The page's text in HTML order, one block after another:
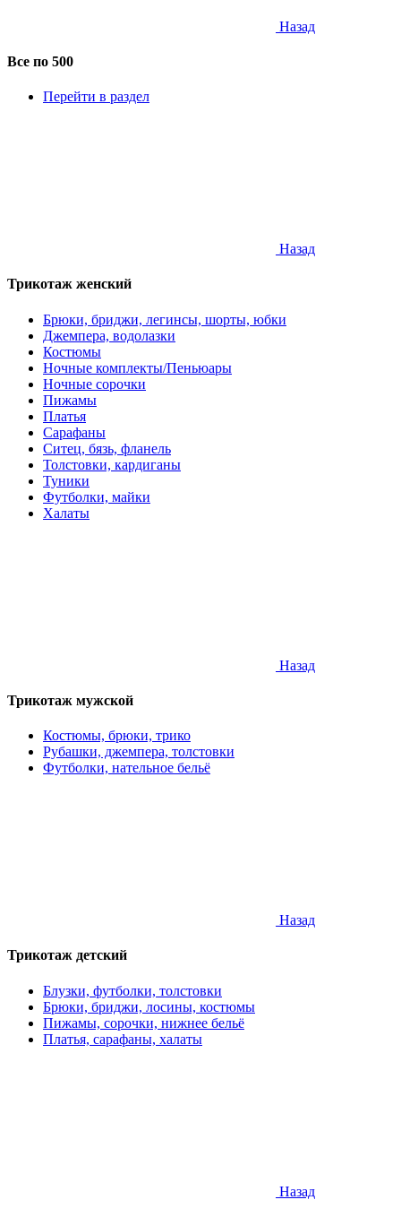
Назад
Все по 500
Перейти в раздел
Назад
Трикотаж женский
Брюки, бриджи, легинсы, шорты, юбки
Джемпера, водолазки
Костюмы
Ночные комплекты/Пеньюары
Ночные сорочки
Пижамы
Платья
Сарафаны
Ситец, бязь, фланель
Толстовки, кардиганы
Туники
Футболки, майки
Халаты
Назад
Трикотаж мужской
Костюмы, брюки, трико
Рубашки, джемпера, толстовки
Футболки, нательное бельё
Назад
Трикотаж детский
Блузки, футболки, толстовки
Брюки, бриджи, лосины, костюмы
Пижамы, сорочки, нижнее бельё
Платья, сарафаны, халаты
Назад